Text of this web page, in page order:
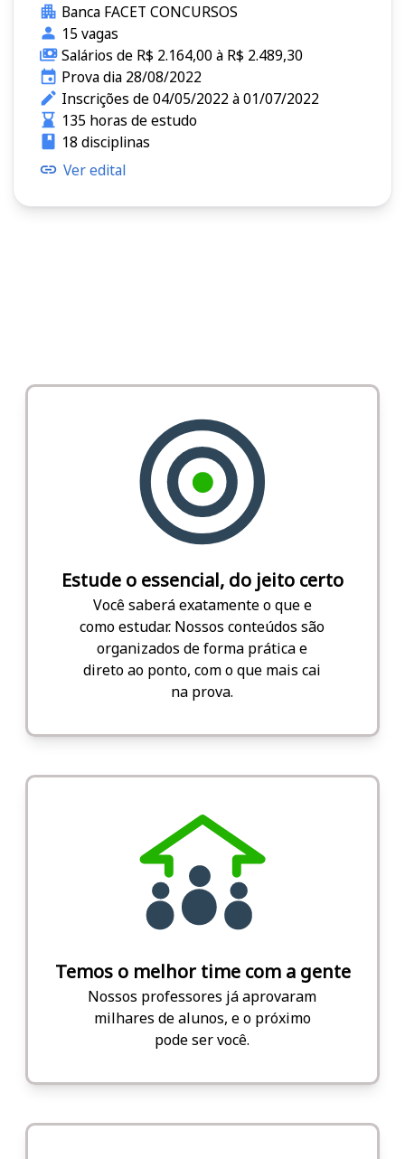
Banca FACET CONCURSOS
15 vagas
Salários de R$ 2.164,00 à R$ 2.489,30
Prova dia 28/08/2022
Inscrições de 04/05/2022 à 01/07/2022
135 horas de estudo
18 disciplinas
Ver edital
Estude o essencial, do jeito certo
Você saberá exatamente o que e
como estudar. Nossos conteúdos são
organizados de forma prática e
direto ao ponto, com o que mais cai
na prova.
Temos o melhor time com a gente
Nossos professores já aprovaram
milhares de alunos, e o próximo
pode ser você.